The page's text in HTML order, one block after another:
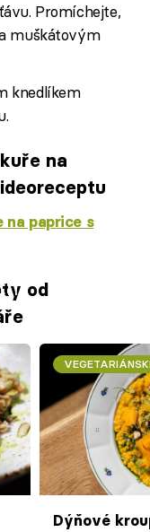
Promíchejte,
muškátovým
knedlíkem
na
na paprice s
od
Dýňové